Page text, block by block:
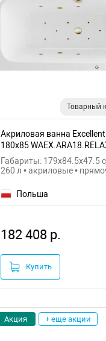
Товарный
Акриловая ванна
180x85
Габариты: 179x84.5x47.5
260 л • акриловые •
Польша
182 408 р.
Купить
Акция + еще акции